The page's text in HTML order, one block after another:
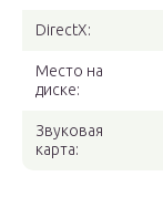
DirectX:
Место на
диске:
Звуковая
карта: